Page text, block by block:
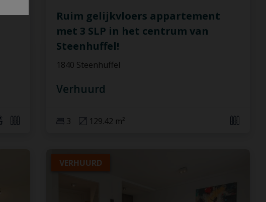
Ruim gelijkvloers appartement
met 3 SLP in het centrum van
Steenhuffel!
1840 Steenhuffel
Verhuurd
3 129.42 m²
VERHUURD